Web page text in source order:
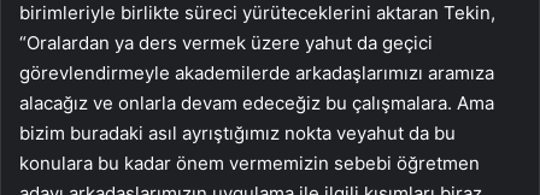
birimleriyle birlikte süreci yürüteceklerini aktaran Tekin,
“Oralardan ya ders vermek üzere yahut da geçici
görevlendirmeyle akademilerde arkadaşlarımızı aramıza
alacağız ve onlarla devam edeceğiz bu çalışmalara. Ama
bizim buradaki asıl ayrıştığımız nokta veyahut da bu
konulara bu kadar önem vermemizin sebebi öğretmen